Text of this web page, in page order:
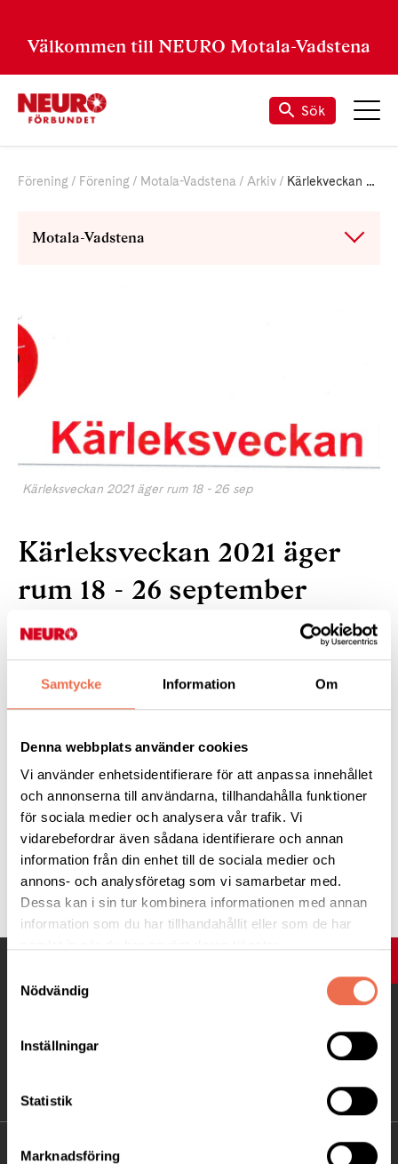
Samtycke Information Om
Denna webbplats använder cookies
Vi använder enhetsidentifierare för att anpassa innehållet
och annonserna till användarna, tillhandahålla funktioner
för sociala medier och analysera vår trafik. Vi
vidarebefordrar även sådana identifierare och annan
information från din enhet till de sociala medier och
annons- och analysföretag som vi samarbetar med.
Dessa kan i sin tur kombinera informationen med annan
information som du har tillhandahållit eller som de har
Nödvändig
Inställningar
Statistik
Marknadsföring
Välkommen till NEURO Motala-Vadstena
Sök
Förening Förening Motala-Vadstena Arkiv Kärlekveckan 2021
Motala-Vadstena
Kärleksveckan 2021 äger rum 18 - 26 sep
Kärleksveckan 2021 äger
rum 18 - 26 september
Tipsa
KONTAKT